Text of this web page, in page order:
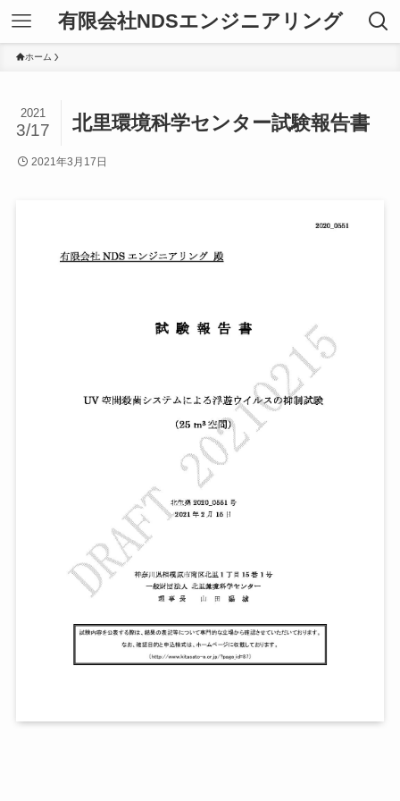
有限会社NDSエンジニアリング
ホーム
北里環境科学センター試験報告書
2021
3/17
2021年3月17日